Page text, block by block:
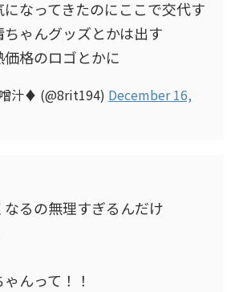
なってきたのにここで交代す
ゃんグッズとかは出す
格のロゴとかに
汁♦ (@8rit194) December 16,
なるの無理すぎるんだけ
んって！！